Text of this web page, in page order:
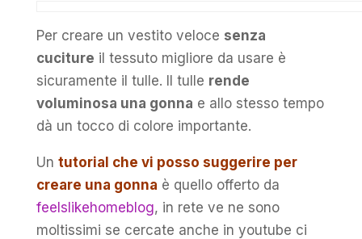
Per creare un vestito veloce senza
cuciture il tessuto migliore da usare è
sicuramente il tulle. Il tulle rende
voluminosa una gonna e allo stesso tempo
dà un tocco di colore importante.
Un tutorial che vi posso suggerire per
creare una gonna è quello offerto da
feelslikehomeblog, in rete ve ne sono
moltissimi se cercate anche in youtube ci